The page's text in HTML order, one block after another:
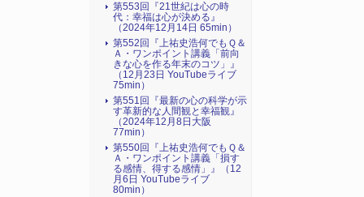
第553回『21世紀は心の時
代：幸福は心が決める』
（2024年12月14日 65min）
第552回『上祐史浩何でもＱ＆
Ａ・ワンポイント講義「前向
きな心を作る年末のコツ」』
（12月23日 YouTubeライブ
75min）
第551回『最新の心の科学が示
す革新的な人間観と幸福観』
（2024年12月8日大阪
77min）
第550回『上祐史浩何でもＱ＆
Ａ・ワンポイント講義「損す
る感情、得する感情」』（12
月6日 YouTubeライブ
80min）